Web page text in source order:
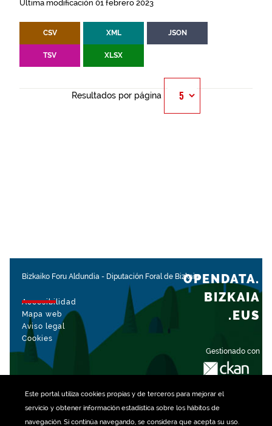
Este portal utiliza cookiespropias y de terceros para mejorar el
servicio y obtener información estadística sobre los hábitos de
navegación. Si continúa navegando, se considera que acepta su uso.
Última modificación 01 febrero 2023
CSV XML JSON
TSV XLSX
Resultados por página
Bizkaiko Foru Aldundia - Diputación Foral de Bizkaia
Accesibilidad
Mapa web
Aviso legal
Cookies
Gestionado con
OPENDATA.
BIZKAIA
.EUS